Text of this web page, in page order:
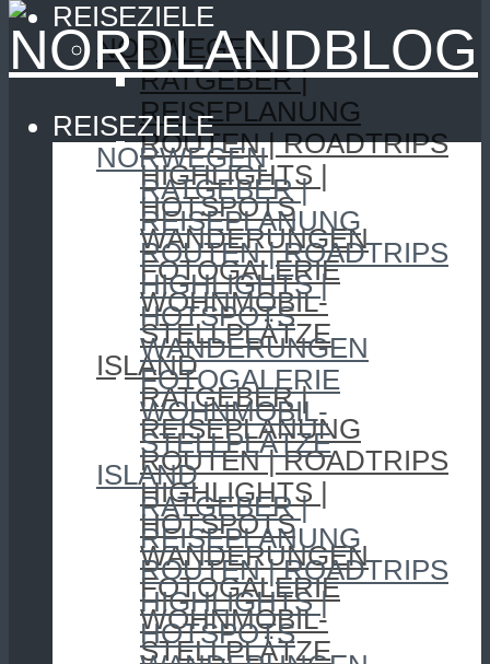
REISEZIELE
NORWEGEN
RATGEBER |
REISEPLANUNG
ROUTEN | ROADTRIPS
HIGHLIGHTS |
HOTSPOTS
WANDERUNGEN
FOTOGALERIE
WOHNMOBIL-
STELLPLÄTZE
ISLAND
RATGEBER |
REISEPLANUNG
ROUTEN | ROADTRIPS
HIGHLIGHTS |
HOTSPOTS
WANDERUNGEN
FOTOGALERIE
WOHNMOBIL-
STELLPLÄTZE
REISEZIELE
NORWEGEN
RATGEBER |
REISEPLANUNG
ROUTEN | ROADTRIPS
HIGHLIGHTS |
HOTSPOTS
WANDERUNGEN
FOTOGALERIE
WOHNMOBIL-
STELLPLÄTZE
ISLAND
RATGEBER |
REISEPLANUNG
ROUTEN | ROADTRIPS
HIGHLIGHTS |
HOTSPOTS